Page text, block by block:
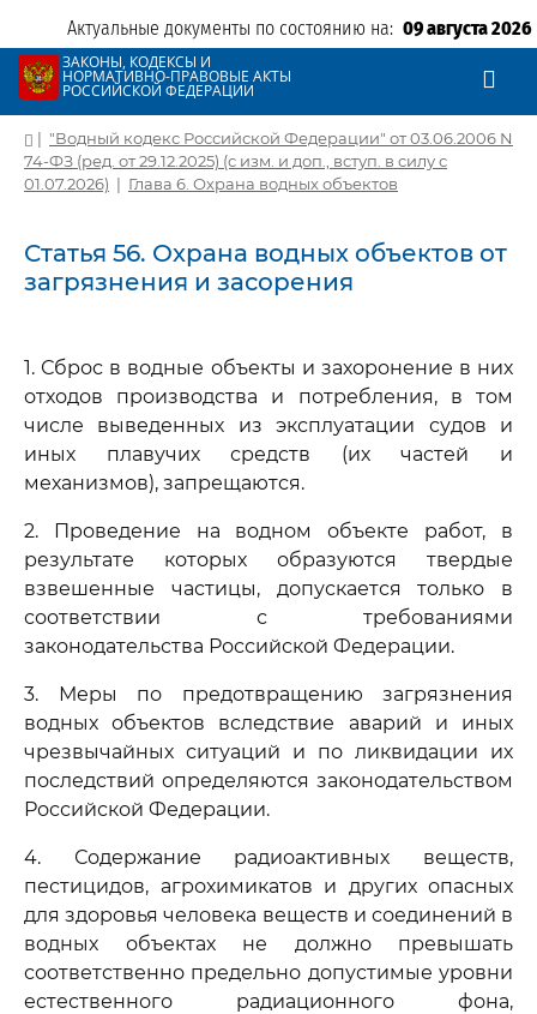
Актуальные документы по состоянию на: 09 августа 2026
ЗАКОНЫ, КОДЕКСЫ И
НОРМАТИВНО-ПРАВОВЫЕ АКТЫ
РОССИЙСКОЙ ФЕДЕРАЦИИ
| "Водный кодекс Российской Федерации" от 03.06.2006 N
74-ФЗ (ред. от 29.12.2025) (с изм. и доп., вступ. в силу с
01.07.2026) | Глава 6. Охрана водных объектов
Статья 56. Охрана водных объектов от
загрязнения и засорения
1. Сброс в водные объекты и захоронение в них
отходов производства и потребления, в том
числе выведенных из эксплуатации судов и
иных плавучих средств (их частей и
механизмов), запрещаются.
2. Проведение на водном объекте работ, в
результате которых образуются твердые
взвешенные частицы, допускается только в
соответствии с требованиями
законодательства Российской Федерации.
3. Меры по предотвращению загрязнения
водных объектов вследствие аварий и иных
чрезвычайных ситуаций и по ликвидации их
последствий определяются законодательством
Российской Федерации.
4. Содержание радиоактивных веществ,
пестицидов, агрохимикатов и других опасных
для здоровья человека веществ и соединений в
водных объектах не должно превышать
соответственно предельно допустимые уровни
естественного радиационного фона,